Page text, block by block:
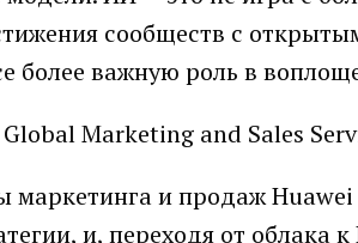
сообществ с
более важную роль в
и продаж
и, переходя от облака